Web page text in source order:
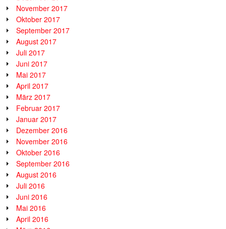
November 2017
Oktober 2017
September 2017
August 2017
Juli 2017
Juni 2017
Mai 2017
April 2017
März 2017
Februar 2017
Januar 2017
Dezember 2016
November 2016
Oktober 2016
September 2016
August 2016
Juli 2016
Juni 2016
Mai 2016
April 2016